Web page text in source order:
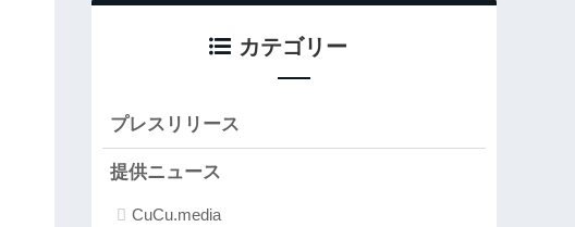
カテゴリー
プレスリリース
提供ニュース
CuCu.media